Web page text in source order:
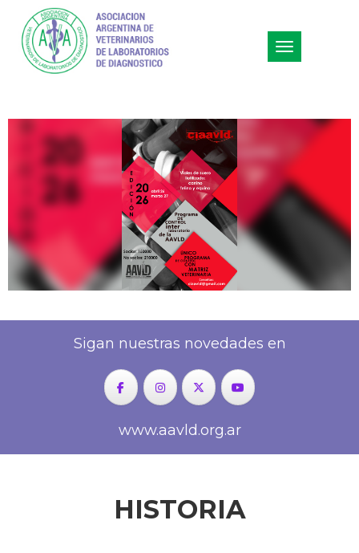
Toggle
Sigan nuestras novedades en
www.aavld.org.ar
HISTORIA